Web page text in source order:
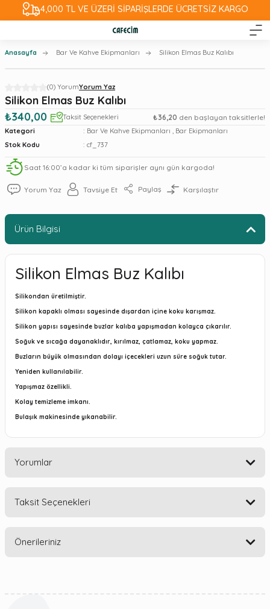
4,000 TL VE ÜZERİ SİPARİŞLERDE ÜCRETSİZ KARGO
Anasayfa Bar Ve Kahve Ekipmanları Silikon Elmas Buz Kalıbı
(0) YorumYorum Yaz
Silikon Elmas Buz Kalıbı
₺340,00
Taksit Seçenekleri ₺36,20 den başlayan taksitlerle!
Kategori Bar Ve Kahve Ekipmanları , Bar Ekipmanları
Stok Kodu
cf_737
Saat 16:00’a kadar ki tüm siparişler aynı gün kargoda!
Yorum Yaz Tavsiye Et Paylaş Karşılaştır
Ürün Bilgisi
Silikon Elmas Buz Kalıbı
Silikondan üretilmiştir.
Silikon kapaklı olması sayesinde dışardan içine koku karışmaz.
Silikon yapısı sayesinde buzlar kalıba yapışmadan kolayca çıkarılır.
Soğuk ve sıcağa dayanaklıdır, kırılmaz, çatlamaz, koku yapmaz.
Buzların büyük olmasından dolayı içecekleri uzun süre soğuk tutar.
Yeniden kullanılabilir.
Yapışmaz özellikli.
Kolay temizleme imkanı.
Bulaşık makinesinde yıkanabilir.
Yorumlar
Taksit Seçenekleri
Önerileriniz